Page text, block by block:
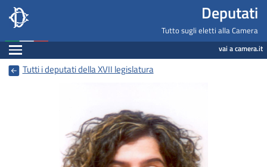
Deputati, Camera dei Deputati -
Salta al contenuto principale
Salta al menu di navigazione Deputati
Tutto sugli eletti alla Camera
Espandi vai a camera.it
Tutti i deputati della XVII legislatura
Navigazione pagine di servizio
Fine pagina
Salta al contenuto principale
Salta al menu di navigazione
Vai a inizio pagina